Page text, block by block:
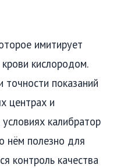
имитирует
кислородом.
точности показаний
центрах и
калибратор
нём полезно для
контроль качества